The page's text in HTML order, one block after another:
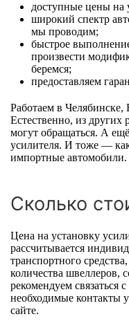
доступные цены на
широкий спектр
мы проводим;
быстрое
произвести
беремся;
предоставляем
Работаем в
Естественно, из
могут обращаться. А
усилителя. И тоже —
импортные автомобили.
Сколько
Цена на установку
рассчитывается
транспортного
количества швеллеров,
рекомендуем связаться
необходимые контакты
сайте.